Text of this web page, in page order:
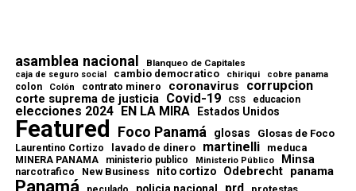
asamblea nacional Blanqueo de Capitales
caja de seguro social cambio democratico chiriqui cobre panama
colon Colón contrato minero coronavirus corrupcion
corte suprema de justicia Covid-19 CSS educacion
elecciones 2024 EN LA MIRA Estados Unidos
Featured Foco Panamá glosas Glosas de Foco
Laurentino Cortizo lavado de dinero martinelli meduca
MINERA PANAMA ministerio publico Ministerio Público Minsa
narcotrafico New Business nito cortizo Odebrecht panama
Panamá